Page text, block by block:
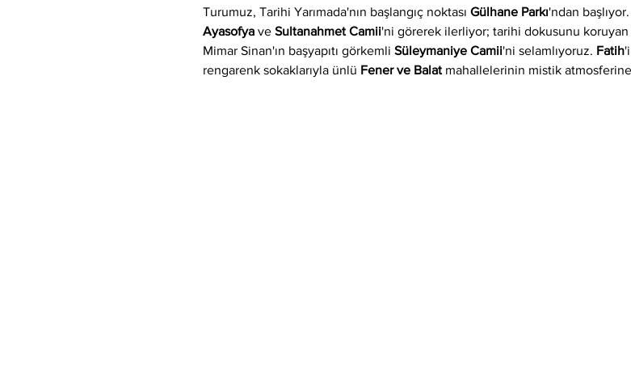
Turumuz, Tarihi Yarımada'nın başlangıç noktası Gülhane Parkı'ndan
Ayasofya ve Sultanahmet Camii'ni görerek ilerliyor; tarihi dokusunu koruyan
Mimar Sinan'ın başyapıtı görkemli Süleymaniye Camii'ni selamlıyoruz. Fatih
rengarenk sokaklarıyla ünlü Fener ve Balat mahallelerinin mistik atmosferine